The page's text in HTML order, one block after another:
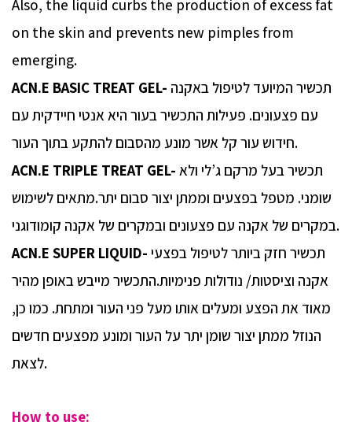
Also, the liquid curbs the production of excess fat
on the skin and prevents new pimples from
emerging.
ACN.E BASIC TREAT GEL-
עם פצעונים. פעילות התכשיר בעור היא אנטי חיידקית עם
חידוש עור קל אשר מונע מהסבום להתקע בתוך העור.
ACN.E TRIPLE TREAT GEL-
שומני. מטפל בפצעים וממתן יצור סבום יתר.מתאים לשימוש
במקרים של אקנה עם פצעונים ובמקרים של אקנה קומודוגני.
ACN.E SUPER LIQUID- תכשיר חזק ביותר לטיפול בפצעי
אקנה וציסטות/ נודולות פנימיות.התכשיר מייבש באופן מהיר
מאוד את הפצע ומעלים אותו מעל פני העור ומתחת. כמו כן,
הנוזל ממתן יצור שומן יתר על העור ומונע מפצעים חדשים
לצאת.
How to use: